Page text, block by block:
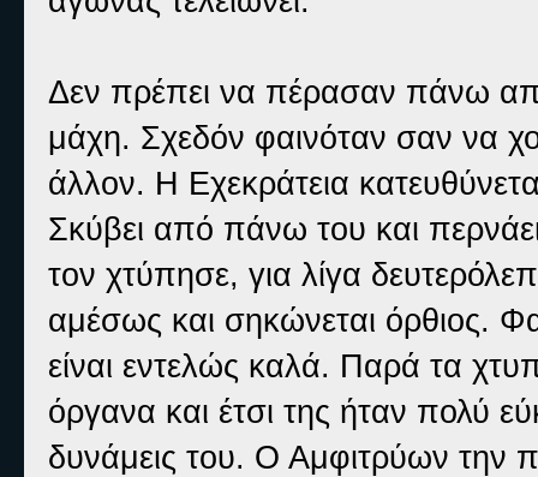
Δεν πρέπει να πέρασαν πάνω
μάχη. Σχεδόν φαινόταν σαν να
άλλον. Η Εχεκράτεια
Σκύβει από πάνω του και
τον χτύπησε, για λίγα
αμέσως και σηκώνεται όρθιος.
είναι εντελώς καλά. Παρά τα
όργανα και έτσι της ήταν πολύ
δυνάμεις του. Ο Αμφιτρύων την